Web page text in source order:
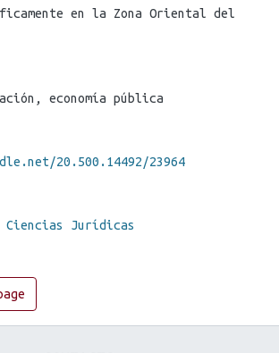
en la Zona Oriental del
, economía pública
20.500.14492/23964
Ciencias Jurídicas